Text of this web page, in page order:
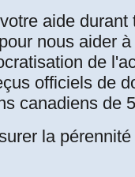
aide durant
nous aider
de
officiels de
canadiens de
la